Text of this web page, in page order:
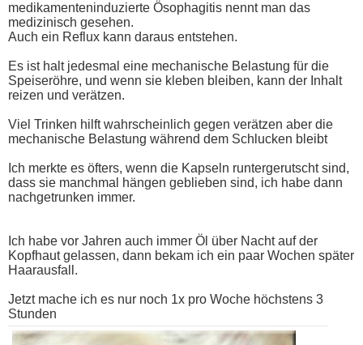
medikamenteninduzierte Ösophagitis nennt man das
medizinisch gesehen.
Auch ein Reflux kann daraus entstehen.
Es ist halt jedesmal eine mechanische Belastung für die
Speiseröhre, und wenn sie kleben bleiben, kann der Inhalt
reizen und verätzen.
Viel Trinken hilft wahrscheinlich gegen verätzen aber die
mechanische Belastung während dem Schlucken bleibt
Ich merkte es öfters, wenn die Kapseln runtergerutscht sind,
dass sie manchmal hängen geblieben sind, ich habe dann
nachgetrunken immer.
Ich habe vor Jahren auch immer Öl über Nacht auf der
Kopfhaut gelassen, dann bekam ich ein paar Wochen später
Haarausfall.
Jetzt mache ich es nur noch 1x pro Woche höchstens 3
Stunden